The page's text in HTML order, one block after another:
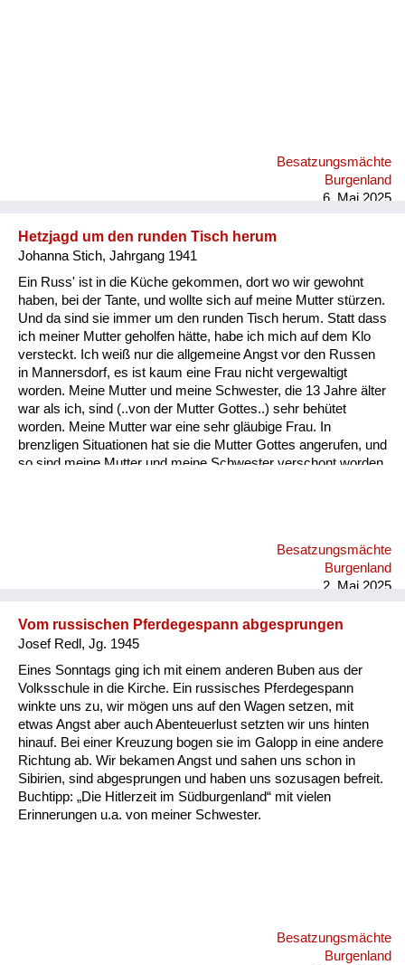
Besatzungsmächte
Burgenland
6. Mai 2025
Hetzjagd um den runden Tisch herum
Johanna Stich, Jahrgang 1941
Ein Russ' ist in die Küche gekommen, dort wo wir gewohnt
haben, bei der Tante, und wollte sich auf meine Mutter stürzen.
Und da sind sie immer um den runden Tisch herum. Statt dass
ich meiner Mutter geholfen hätte, habe ich mich auf dem Klo
versteckt. Ich weiß nur die allgemeine Angst vor den Russen
in Mannersdorf, es ist kaum eine Frau nicht vergewaltigt
worden. Meine Mutter und meine Schwester, die 13 Jahre älter
war als ich, sind (..von der Mutter Gottes..) sehr behütet
worden. Meine Mutter war eine sehr gläubige Frau. In
brenzligen Situationen hat sie die Mutter Gottes angerufen, und
so sind meine Mutter und meine Schwester verschont worden.
Besatzungsmächte
Burgenland
2. Mai 2025
Vom russischen Pferdegespann abgesprungen
Josef Redl, Jg. 1945
Eines Sonntags ging ich mit einem anderen Buben aus der
Volksschule in die Kirche. Ein russisches Pferdegespann
winkte uns zu, wir mögen uns auf den Wagen setzen, mit
etwas Angst aber auch Abenteuerlust setzten wir uns hinten
hinauf. Bei einer Kreuzung bogen sie im Galopp in eine andere
Richtung ab. Wir bekamen Angst und sahen uns schon in
Sibirien, sind abgesprungen und haben uns sozusagen befreit.
Buchtipp: „Die Hitlerzeit im Südburgenland“ mit vielen
Erinnerungen u.a. von meiner Schwester.
Besatzungsmächte
Burgenland